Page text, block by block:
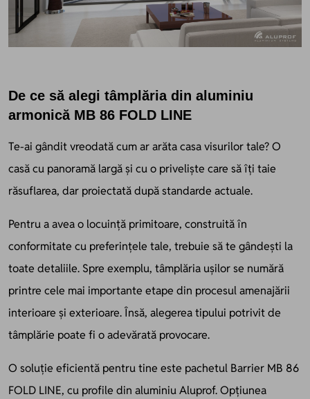
De ce să alegi tâmplăria din aluminiu
armonică MB 86 FOLD LINE
Te-ai gândit vreodată cum ar arăta casa visurilor tale? O
casă cu panoramă largă și cu o priveliște care să îți taie
răsuflarea, dar proiectată după standarde actuale.
Pentru a avea o locuință primitoare, construită în
conformitate cu preferințele tale, trebuie să te gândești la
toate detaliile. Spre exemplu, tâmplăria ușilor se numără
printre cele mai importante etape din procesul amenajării
interioare și exterioare. Însă, alegerea tipului potrivit de
tâmplărie poate fi o adevărată provocare.
O soluție eficientă pentru tine este pachetul Barrier MB 86
FOLD LINE, cu profile din aluminiu Aluprof. Opțiunea